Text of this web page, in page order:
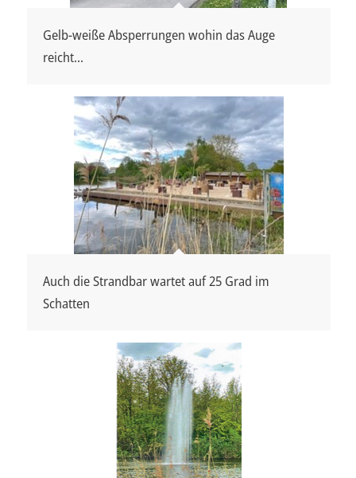
Gelb-weiße Absperrungen wohin das Auge
reicht...
Auch die Strandbar wartet auf 25 Grad im
Schatten